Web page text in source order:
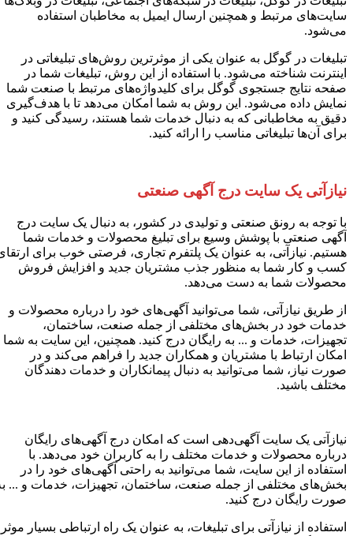
سایت‌های مرتبط و همچنین ارسال ایمیل به مخاطبان استفاده
می‌شود.
تبلیغات در گوگل به عنوان یکی از موثرترین روش‌های تبلیغاتی در
اینترنت شناخته می‌شود. با استفاده از این روش، تبلیغات شما در
صفحه نتایج جستجوی گوگل برای کلیدواژه‌های مرتبط با صنعت شما
نمایش داده می‌شود. این روش به شما امکان می‌دهد تا با هدف‌گیری
دقیق به مخاطبانی که به دنبال خدمات شما هستند، رسیدگی کنید و
برای آن‌ها تبلیغاتی مناسب را ارائه کنید.
نیازآتی یک سایت درج آگهی صنعتی
با توجه به رونق صنعتی و تولیدی در کشور، به دنبال یک سایت درج
آگهی صنعتی با پوشش وسیع برای تبلیغ محصولات و خدمات شما
هستیم. نیازآتی، به عنوان یک پلتفرم تجاری، فرصتی خوب برای ارتقای
کسب و کار شما به منظور جذب مشتریان جدید و افزایش فروش
محصولات شما به دست می‌دهد.
از طریق نیازآتی، شما می‌توانید آگهی‌های خود را درباره محصولات و
خدمات خود در بخش‌های مختلفی از جمله صنعت، ساختمان،
تجهیزات، خدمات و ... به رایگان درج کنید. همچنین، این سایت به شما
امکان ارتباط با مشتریان و همکاران جدید را فراهم می‌کند و در
صورت نیاز، شما می‌توانید به دنبال پیمانکاران و خدمات دهندگان
مختلف باشید.
نیازآتی یک سایت آگهی‌دهی است که امکان درج آگهی‌های رایگان
درباره محصولات و خدمات مختلف را به کاربران خود می‌دهد. با
استفاده از این سایت، شما می‌توانید به راحتی آگهی‌های خود را در
بخش‌های مختلفی از جمله صنعت، ساختمان، تجهیزات، خدمات و ... به
صورت رایگان درج کنید.
استفاده از نیازآتی برای تبلیغات، به عنوان یک راه ارتباطی بسیار موثر